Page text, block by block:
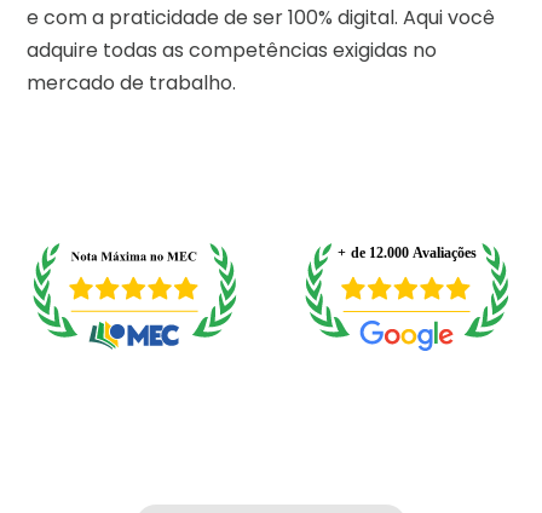
e com a praticidade de ser 100% digital. Aqui você
adquire todas as competências exigidas no
mercado de trabalho.